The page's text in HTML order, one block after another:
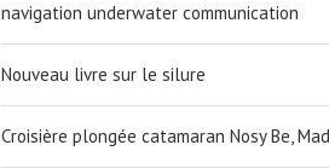
navigation underwater communication
Nouveau livre sur le silure
Croisière plongée catamaran Nosy Be,